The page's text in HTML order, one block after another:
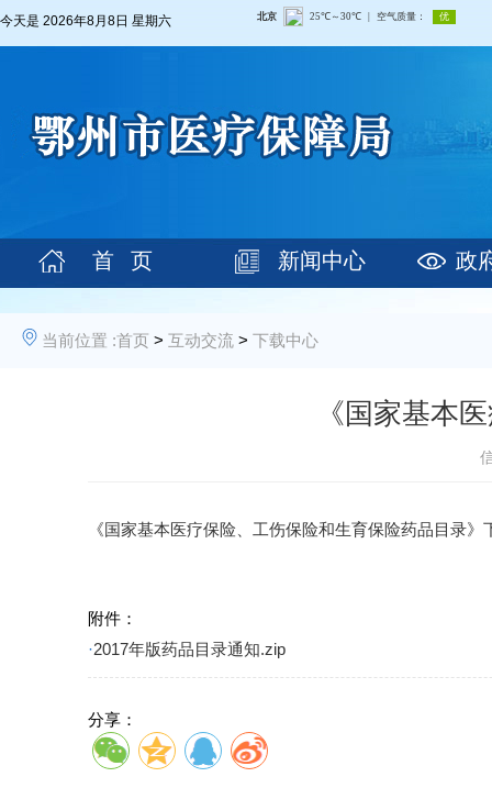
今天是 2026年8月8日 星期六
首 页 新闻中心 政
当前位置 :首页 > 互动交流 > 下载中心
《国家基本
《国家基本医疗保险、工伤保险和生育保险药品目录》
附件：
·2017年版药品目录通知.zip
分享：